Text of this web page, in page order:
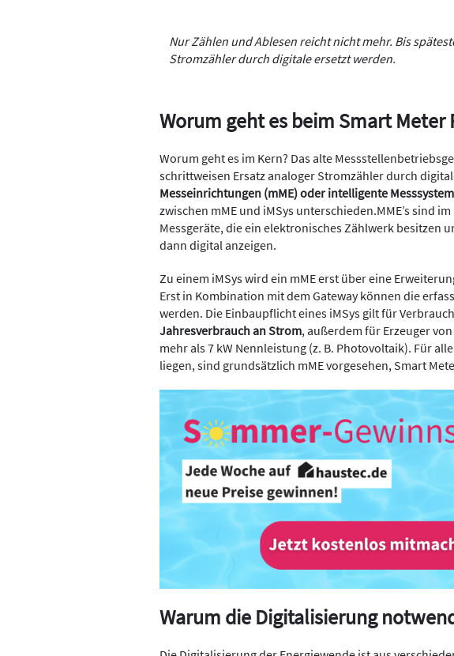
Nur Zählen und Ablesen reicht nicht mehr. Bis
Stromzähler durch digitale ersetzt werden.
Worum geht es beim Smart Meter
Worum geht es im Kern? Das alte
schrittweisen Ersatz analoger Stromzähler durch
Messeinrichtungen (mME) oder intelligente
zwischen mME und iMSys unterschieden.MME’s sind
Messgeräte, die ein elektronisches Zählwerk besitzen
dann digital anzeigen.
Zu einem iMSys wird ein mME erst über eine
Erst in Kombination mit dem Gateway können die
werden. Die Einbaupflicht eines iMSys gilt für
Jahresverbrauch an Strom, außerdem für Erzeuger
mehr als 7 kW Nennleistung (z. B. Photovoltaik). Für
liegen, sind grundsätzlich mME vorgesehen, Smart
Warum die Digitalisierung